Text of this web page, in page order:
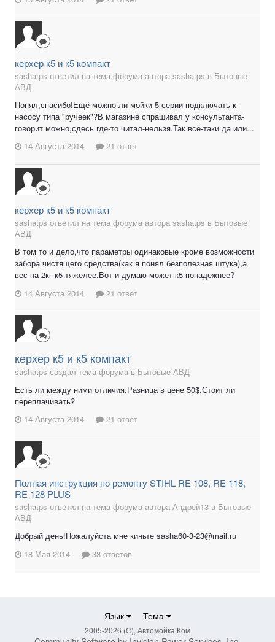
керхер к5 и к5 компакт
sashatps ответил на тема форума автора sashatps в Бытовые
АВД
Понял,спасибо!Ещё можно ли мойки 5 серии подключать к
насосу типа "ручеек"?В магазине спрашивал у консультанта-
говорит можно,сдесь где-то читал-нельзя.Так всё-таки да или...
14 Августа 2014
21 ответ
керхер к5 и к5 компакт
sashatps ответил на тема форума автора sashatps в Бытовые
АВД
В том то и дело,что параметры одинаковые кроме возможности
забора чистящего средства(как я понял безполезная штука),а
вес на 2кг к5 тяжелее.Вот и думаю может к5 понадежнее?
14 Августа 2014
21 ответ
керхер к5 и к5 компакт
sashatps создал тема форума в Бытовые АВД
Есть ли между ними отличия.Разница в цене 50$.Стоит ли
переплачивать?
14 Августа 2014
21 ответ
Полная инструкция по ремонту STIHL RE 108, RE 118,
RE 128 PLUS
sashatps ответил на тема форума автора Андрей13 в Бытовые
АВД
Добрый день!Пожалуйста мне киньте sasha60-3-23@mail.ru
18 Мая 2014
38 ответов
Язык Тема
2005-2026 (C), Автомойка.Ком